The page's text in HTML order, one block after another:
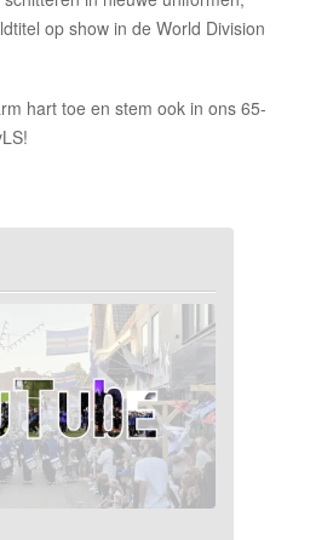
op show in de World Division
hart toe en stem ook in ons 65-